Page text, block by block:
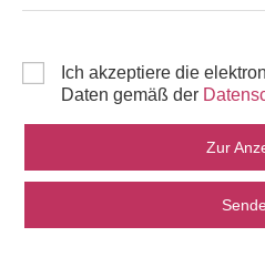
Ich akzeptiere die
Daten gemäß der
Zur